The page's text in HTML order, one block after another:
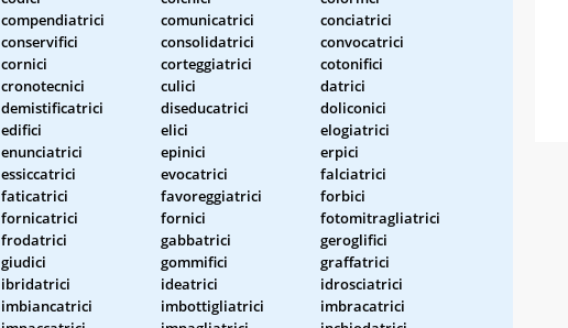
compendiatrici comunicatrici
conciatrici
conservifici consolidatrici
convocatrici
cornici corteggiatrici
cotonifici
cronotecnici culici
datrici
demistificatrici diseducatrici
doliconici
edifici elici
elogiatrici
enunciatrici epinici
erpici
essiccatrici evocatrici
falciatrici
faticatrici favoreggiatrici
forbici
fornicatrici fornici
fotomitragliatrici
frodatrici gabbatrici
geroglifici
giudici gommifici
graffatrici
ibridatrici ideatrici
idrosciatrici
imbiancatrici imbottigliatrici
imbracatrici